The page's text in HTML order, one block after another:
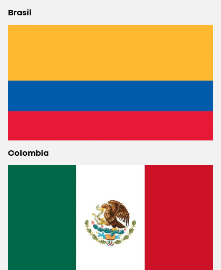
Brasil
Colombia